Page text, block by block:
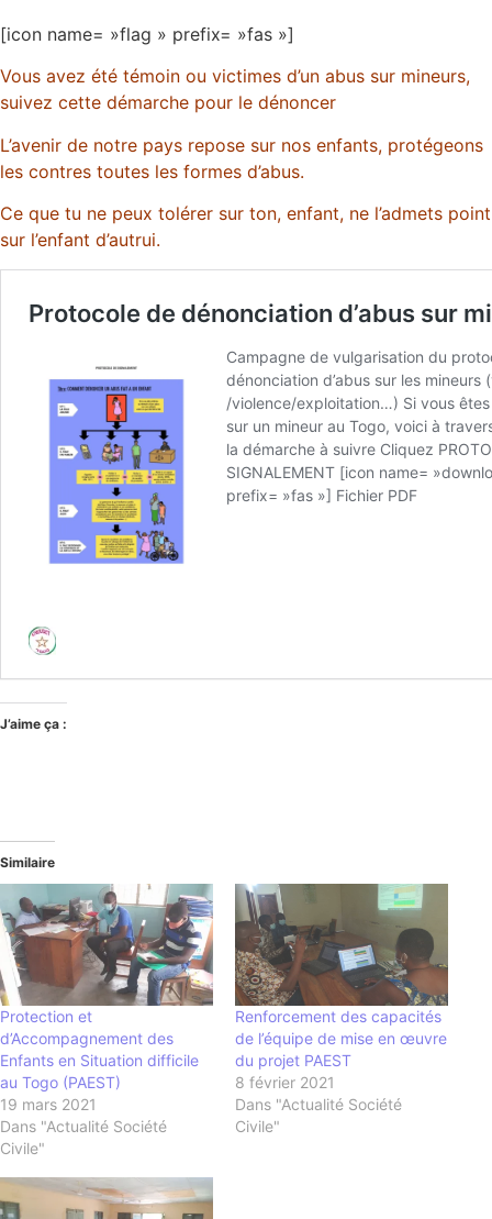
[icon name= »flag » prefix= »fas »]
Vous avez été témoin ou victimes d’un abus sur mineurs,
suivez cette démarche pour le dénoncer
L’avenir de notre pays repose sur nos enfants, protégeons
les contres toutes les formes d’abus.
Ce que tu ne peux tolérer sur ton, enfant, ne l’admets point
sur l’enfant d’autrui.
J’aime ça :
Similaire
Protection et
d’Accompagnement des
Enfants en Situation difficile
au Togo (PAEST)
19 mars 2021
Dans "Actualité Société
Civile"
Renforcement des capacités
de l’équipe de mise en œuvre
du projet PAEST
8 février 2021
Dans "Actualité Société
Civile"